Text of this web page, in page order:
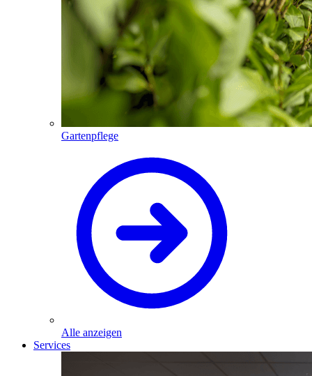
Gartenpflege
Alle anzeigen
Services